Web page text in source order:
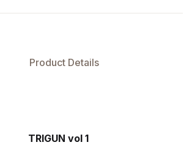
Product Details
TRIGUN vol 1